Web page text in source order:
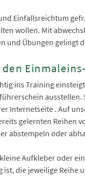
Einfallsreichtum
wollen. Mit
und Übungen gelingt
den
ins Training
ausstellen.
Internetseite . Auf
gelernten Reihen
abstempeln oder
Aufkleber oder
ist, die jeweilige Reihe